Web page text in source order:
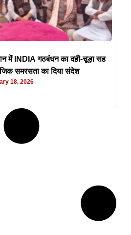
में INDIA गठबंधन का दही-चूड़ा सह
समरसता का दिया संदेश
18, 2026